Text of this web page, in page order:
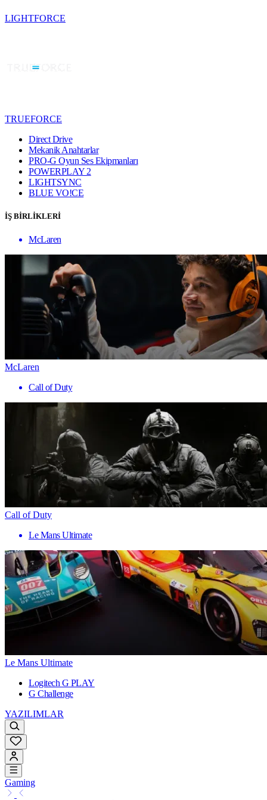
LIGHTFORCE
TRUEFORCE
Direct Drive
Mekanik Anahtarlar
PRO-G Oyun Ses Ekipmanları
POWERPLAY 2
LIGHTSYNC
BLUE VO!CE
İŞ BİRLİKLERİ
McLaren
McLaren
Call of Duty
Call of Duty
Le Mans Ultimate
Le Mans Ultimate
Logitech G PLAY
G Challenge
YAZILIMLAR
Gaming